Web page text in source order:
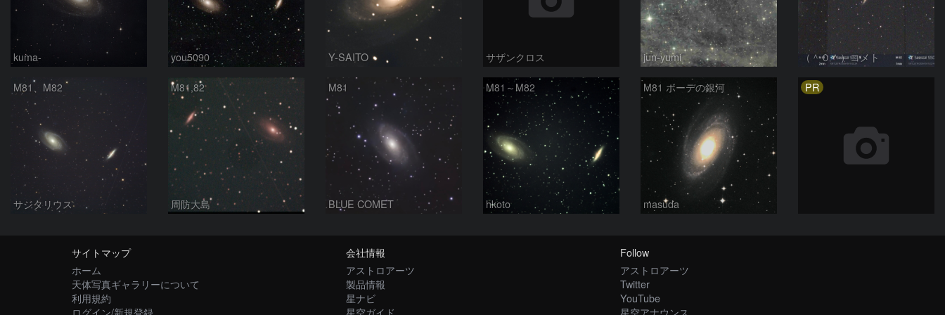
kuma- you5090 Y-SAITO サザンクロス jun-yumi （＾０＾）コメト
M81、M82
サジタリウス
M81,82
周防大島
M81
BLUE COMET
M81～M82
hkoto
M81 ボーデの銀河
masuda
PR
サイトマップ
ホーム
天体写真ギャラリーについて
利用規約
会社情報
アストロアーツ
製品情報
星ナビ
Follow
アストロアーツ
Twitter
YouTube